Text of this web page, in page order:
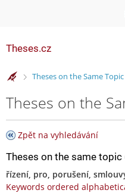
Theses.cz
>
Theses on the Same Topic
Theses on the
Zpět na vyhledávání
Theses on the same
řízení, pro, porušení,
Keywords ordered